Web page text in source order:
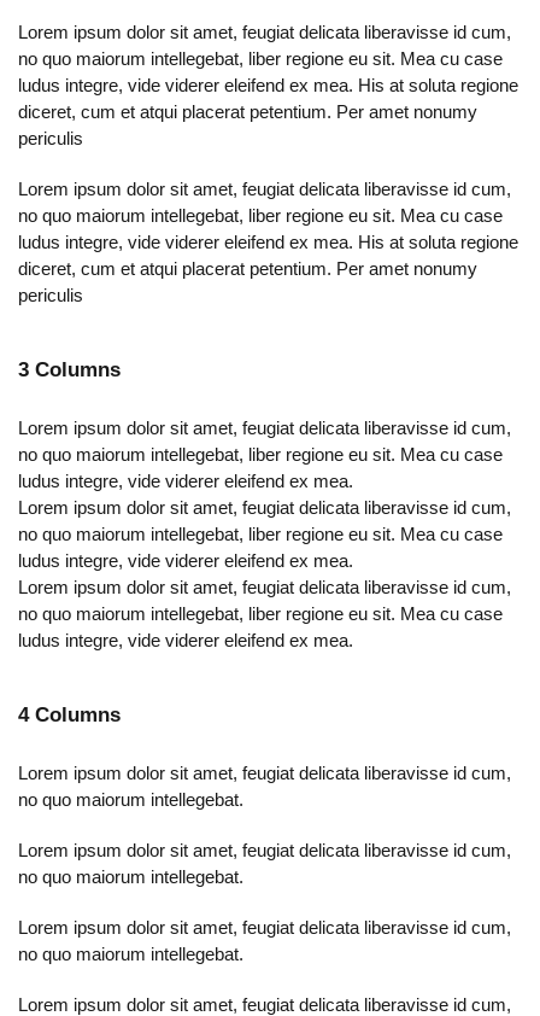
Lorem ipsum dolor sit amet, feugiat delicata liberavisse id cum,
no quo maiorum intellegebat, liber regione eu sit. Mea cu case
ludus integre, vide viderer eleifend ex mea. His at soluta regione
diceret, cum et atqui placerat petentium. Per amet nonumy
periculis
Lorem ipsum dolor sit amet, feugiat delicata liberavisse id cum,
no quo maiorum intellegebat, liber regione eu sit. Mea cu case
ludus integre, vide viderer eleifend ex mea. His at soluta regione
diceret, cum et atqui placerat petentium. Per amet nonumy
periculis
3 Columns
Lorem ipsum dolor sit amet, feugiat delicata liberavisse id cum,
no quo maiorum intellegebat, liber regione eu sit. Mea cu case
ludus integre, vide viderer eleifend ex mea.
Lorem ipsum dolor sit amet, feugiat delicata liberavisse id cum,
no quo maiorum intellegebat, liber regione eu sit. Mea cu case
ludus integre, vide viderer eleifend ex mea.
Lorem ipsum dolor sit amet, feugiat delicata liberavisse id cum,
no quo maiorum intellegebat, liber regione eu sit. Mea cu case
ludus integre, vide viderer eleifend ex mea.
4 Columns
Lorem ipsum dolor sit amet, feugiat delicata liberavisse id cum,
no quo maiorum intellegebat.
Lorem ipsum dolor sit amet, feugiat delicata liberavisse id cum,
no quo maiorum intellegebat.
Lorem ipsum dolor sit amet, feugiat delicata liberavisse id cum,
no quo maiorum intellegebat.
Lorem ipsum dolor sit amet, feugiat delicata liberavisse id cum,